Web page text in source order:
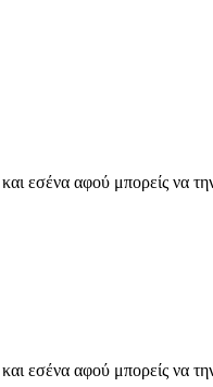
εσένα αφού μπορείς να
εσένα αφού μπορείς να